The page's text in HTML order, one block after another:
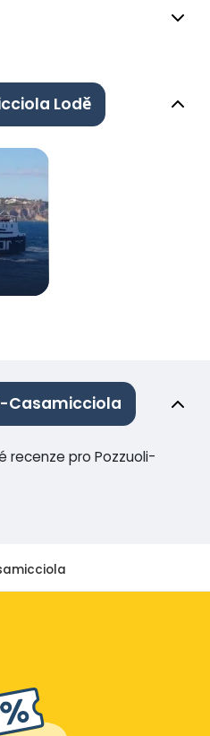
Lodě
Casamicciola
recenze pro Pozzuoli-